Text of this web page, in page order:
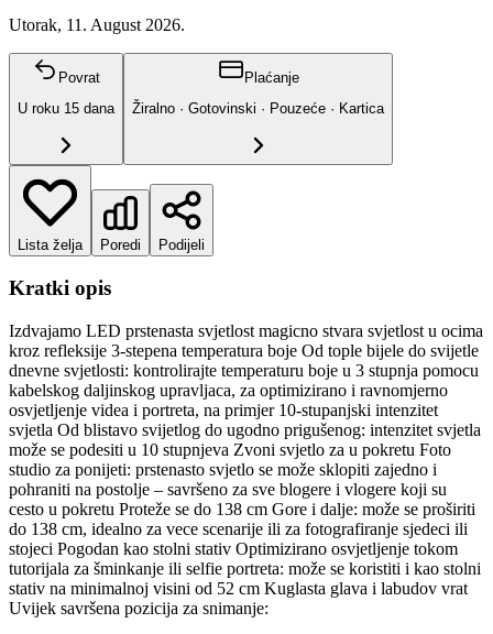
Utorak, 11. August 2026.
Povrat
U roku 15 dana
Plaćanje
Žiralno · Gotovinski · Pouzeće · Kartica
Lista želja Poredi Podijeli
Kratki opis
Izdvajamo LED prstenasta svjetlost magicno stvara svjetlost u ocima
kroz refleksije 3-stepena temperatura boje Od tople bijele do svijetle
dnevne svjetlosti: kontrolirajte temperaturu boje u 3 stupnja pomocu
kabelskog daljinskog upravljaca, za optimizirano i ravnomjerno
osvjetljenje videa i portreta, na primjer 10-stupanjski intenzitet
svjetla Od blistavo svijetlog do ugodno prigušenog: intenzitet svjetla
može se podesiti u 10 stupnjeva Zvoni svjetlo za u pokretu Foto
studio za ponijeti: prstenasto svjetlo se može sklopiti zajedno i
pohraniti na postolje – savršeno za sve blogere i vlogere koji su
cesto u pokretu Proteže se do 138 cm Gore i dalje: može se proširiti
do 138 cm, idealno za vece scenarije ili za fotografiranje sjedeci ili
stojeci Pogodan kao stolni stativ Optimizirano osvjetljenje tokom
tutorijala za šminkanje ili selfie portreta: može se koristiti i kao stolni
stativ na minimalnoj visini od 52 cm Kuglasta glava i labudov vrat
Uvijek savršena pozicija za snimanje: